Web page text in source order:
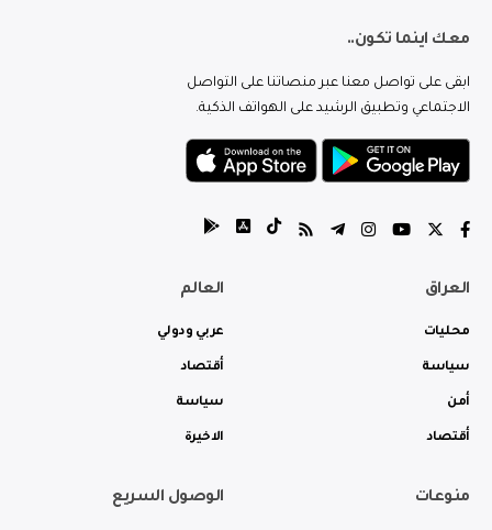
معك اينما تكون..
ابقى على تواصل معنا عبر منصاتنا على التواصل
الاجتماعي وتطبيق الرشيد على الهواتف الذكية.
العراق
محليات
سياسة
أمن
أقتصاد
العالم
عربي ودولي
أقتصاد
سياسة
الاخيرة
منوعات الوصول السريع